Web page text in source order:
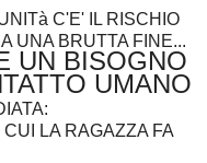
C'E' IL RISCHIO
UNA BRUTTA FINE...
UN BISOGNO
UMANO
LA RAGAZZA FA